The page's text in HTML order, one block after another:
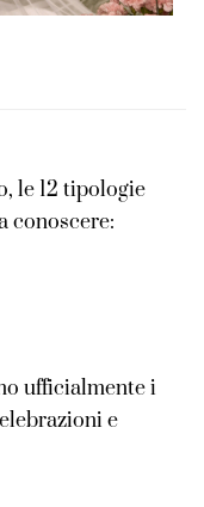
le 12 tipologie
conoscere:
ufficialmente i
e